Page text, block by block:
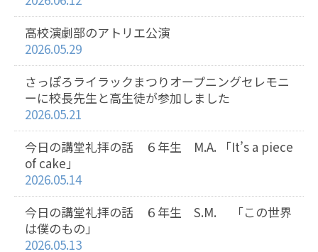
高校演劇部のアトリエ公演
2026.05.29
さっぽろライラックまつりオープニングセレモニ
ーに校長先生と高生徒が参加しました
2026.05.21
今日の講堂礼拝の話 ６年生 M.A. 「It’s a piece
of cake」
2026.05.14
今日の講堂礼拝の話 ６年生 S.M. 「この世界
は僕のもの」
2026.05.13